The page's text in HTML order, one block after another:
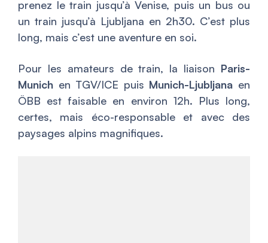
prenez le train jusqu’à Venise, puis un bus ou
un train jusqu’à Ljubljana en 2h30. C’est plus
long, mais c’est une aventure en soi.
Pour les amateurs de train, la liaison Paris-
Munich en TGV/ICE puis Munich-Ljubljana en
ÖBB est faisable en environ 12h. Plus long,
certes, mais éco-responsable et avec des
paysages alpins magnifiques.